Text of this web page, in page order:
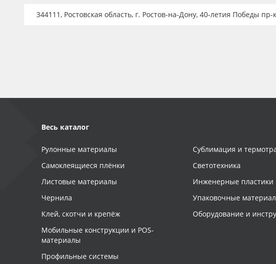
ПЭТ бэклит
344111, Ростовская область, г. Ростов-на-Дону, 40-летия Победы пр-
Весь каталог
Рулонные материалы
Самоклеящиеся плёнки
Листовые материалы
Чернила
Клей, скотчи и крепёж
Мобильные конструкции и POS-
материалы
Профильные системы
Сублимация и
Светотехника
Инженерные пластики
Упаковочные
Оборудование и